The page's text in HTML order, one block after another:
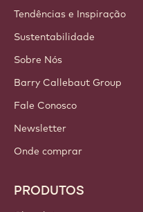
Tendências e Inspiração
Sustentabilidade
Sobre Nós
Barry Callebaut Group
Fale Conosco
Newsletter
Onde comprar
PRODUTOS